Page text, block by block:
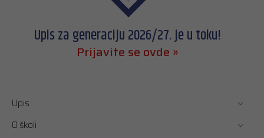
Upis za generaciju 2026/27. je u toku!
Prijavite se ovde »
Upis
O školi